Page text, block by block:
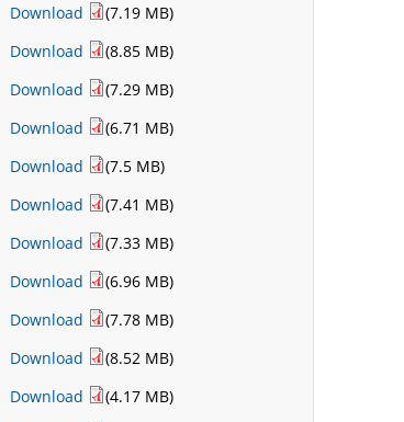
Download
(7.19 MB)
Download
(8.85 MB)
Download
(7.29 MB)
Download
(6.71 MB)
Download
(7.5 MB)
Download
(7.41 MB)
Download
(7.33 MB)
Download
(6.96 MB)
Download
(7.78 MB)
Download
(8.52 MB)
Download
(4.17 MB)